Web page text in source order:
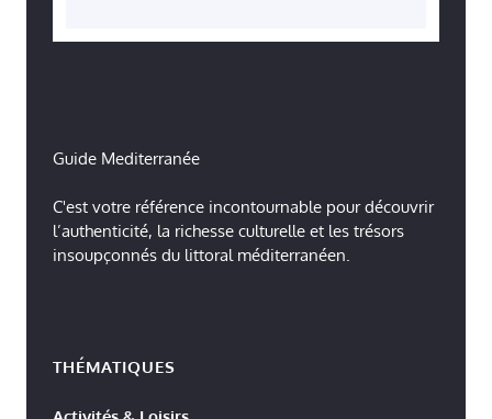
Guide Mediterranée
C'est votre référence incontournable pour découvrir
l’authenticité, la richesse culturelle et les trésors
insoupçonnés du littoral méditerranéen.
THÉMATIQUES